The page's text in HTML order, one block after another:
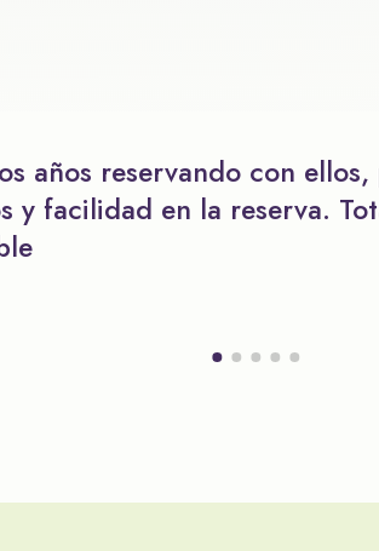
años reservando con
y facilidad en la reserva.